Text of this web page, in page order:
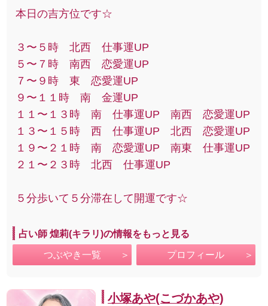
本日の吉方位です☆
３〜５時 北西 仕事運UP
５〜７時 南西 恋愛運UP
７〜９時 東 恋愛運UP
９〜１１時 南 金運UP
１１〜１３時 南 仕事運UP 南西 恋愛運UP
１３〜１５時 西 仕事運UP 北西 恋愛運UP
１９〜２１時 南 恋愛運UP 南東 仕事運UP
２１〜２３時 北西 仕事運UP
５分歩いて５分滞在して開運です☆
占い師 煌莉(キラリ)の情報をもっと見る
つぶやき一覧 プロフィール
小塚あや(こづかあや)